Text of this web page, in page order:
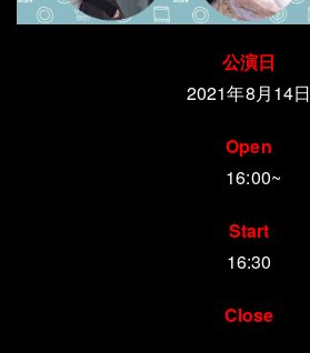
公演日
2021年8月14日
Open
16:00~
Start
16:30
Close